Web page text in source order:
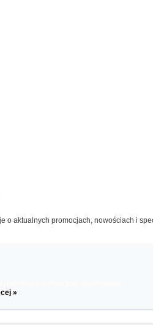
o aktualnych promocjach, nowościach i
»